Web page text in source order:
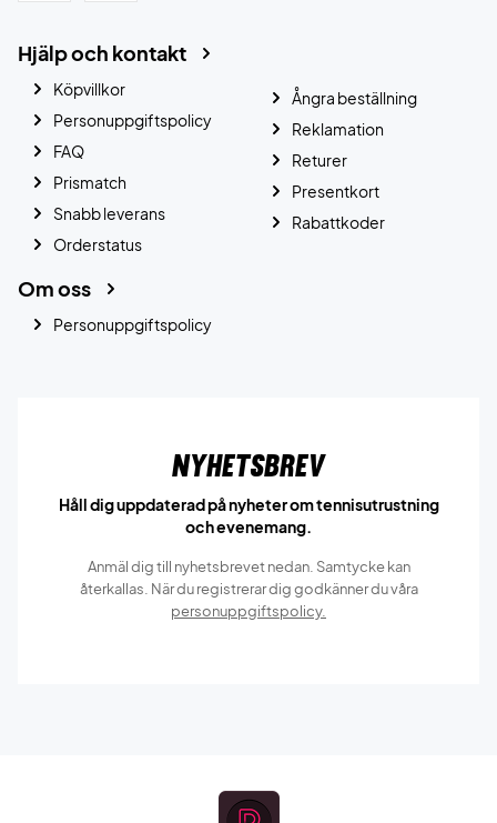
Hjälp och kontakt
Köpvillkor
Personuppgiftspolicy
FAQ
Prismatch
Snabb leverans
Orderstatus
Ångra beställning
Reklamation
Returer
Presentkort
Rabattkoder
Om oss
Personuppgiftspolicy
Nyhetsbrev
Håll dig uppdaterad på nyheter om tennisutrustning
och evenemang.
Anmäl dig till nyhetsbrevet nedan. Samtycke kan
återkallas. När du registrerar dig godkänner du våra
personuppgiftspolicy.